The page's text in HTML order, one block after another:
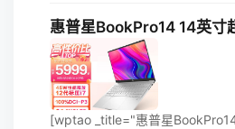
惠普星BookPro14 14英寸
[wptao _title="惠普星